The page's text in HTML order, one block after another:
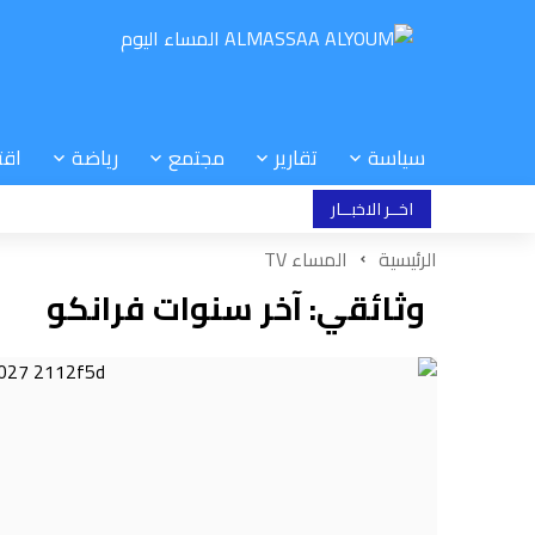
سياسة تقارير مجتمع رياضة
اخــر الاخبــار
الرئيسية المساء TV
وثائقي: آخر سنوات فرانكو